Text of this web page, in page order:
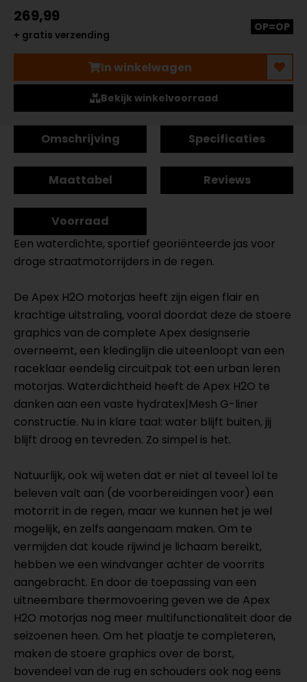
269,99
+ gratis verzending
OP=OP
In winkelwagen
Bekijk winkelvoorraad
Omschrijving Specificaties
Maattabel Reviews
Voorraad
Een waterdichte, sportief georiënteerde jas voor
droge straatmotorrijders in de regen.
De Apex H2O motorjas heeft zijn eigen flair en
krachtige uitstraling, vooral doordat deze de stoere
graphics van de complete Apex designserie
overneemt, een kledinglijn die uiteenloopt van een
raceklaar eendelig circuitpak tot een urban leren
motorjas. Waterdichtheid heeft de Apex H2O te
danken aan een vaste hydratex|Mesh G-liner
constructie. Nu in klare taal: water blijft buiten, jij
blijft droog en tevreden. Zo simpel is het.
Natuurlijk, ook wij weten dat er niet al teveel lol te
beleven valt aan (de voorbereidingen voor) een
motorrit in de regen, maar we kunnen het je wel
mogelijk, en zelfs aangenaam maken. Om te
vermijden dat koude rijwind je lichaam bereikt,
hebben we een windvanger achter de voorrits
aangebracht. En door de toepassing van een
uitneembare thermovoering geven we de Apex
H2O motorjas nog meer multifunctionaliteit door de
seizoenen heen. Om het plaatje te completeren,
maken de stoere graphics over de borst,
bovendeel van de rug en schouders ook nog eens